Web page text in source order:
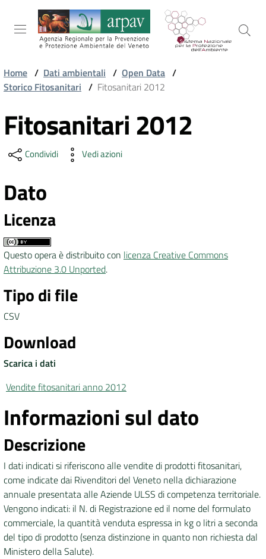
Salta al contenuto
Salta alla navigazione
Salta al footer
ARPAV
AMBIENTALI
TERRITORIO
SERVIZI
DATI
AMBIENTALI
Seguici
su
Home / Dati ambientali / Open Data /
Storico Fitosanitari / Fitosanitari 2012
Vai al contenuto
Fitosanitari 2012
Condividi Vedi azioni
Dato
Licenza
Questo opera è distribuito con licenza Creative Commons
Attribuzione 3.0 Unported.
Tipo di file
CSV
Download
Scarica i dati
Vendite fitosanitari anno 2012
Informazioni sul dato
Descrizione
I dati indicati si riferiscono alle vendite di prodotti fitosanitari,
come indicate dai Rivenditori del Veneto nella dichiarazione
annuale presentata alle Aziende ULSS di competenza territoriale.
Vengono indicati: il N. di Registrazione ed il nome del formulato
commerciale, la quantità venduta espressa in kg o litri a seconda
del tipo di prodotto (senza distinzione in quanto non richiesta dal
Ministero della Salute).